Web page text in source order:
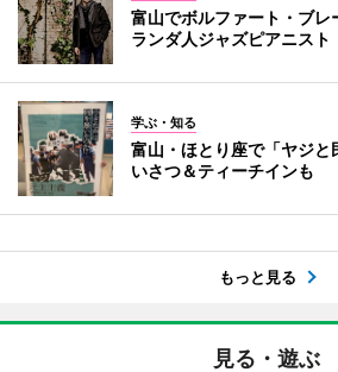
富山でボルファート・ブ
ランダ人ジャズピアニスト
学ぶ・知る
富山・ほとり座で「ヤジ
いさつ＆ティーチインも
もっと見る
見る・遊ぶ